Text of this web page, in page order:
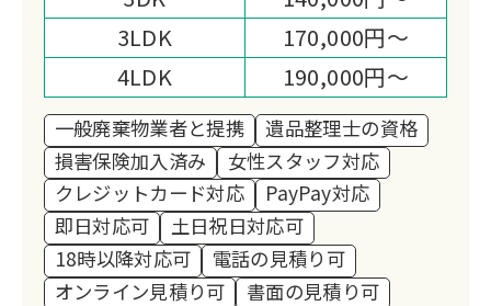
3LDK
170,000円～
4LDK
190,000円～
一般廃棄物業者と提携
遺品整理士の資格
損害保険加入済み
女性スタッフ対応
クレジットカード対応
PayPay対応
即日対応可
土日祝日対応可
18時以降対応可
電話の見積り可
オンライン見積り可
書面の見積り可